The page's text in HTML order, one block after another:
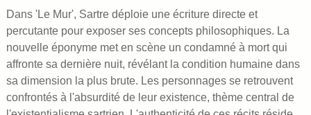
Dans 'Le Mur', Sartre déploie une écriture directe et
percutante pour exposer ses concepts philosophiques. La
nouvelle éponyme met en scène un condamné à mort qui
affronte sa dernière nuit, révélant la condition humaine dans
sa dimension la plus brute. Les personnages se retrouvent
confrontés à l'absurdité de leur existence, thème central de